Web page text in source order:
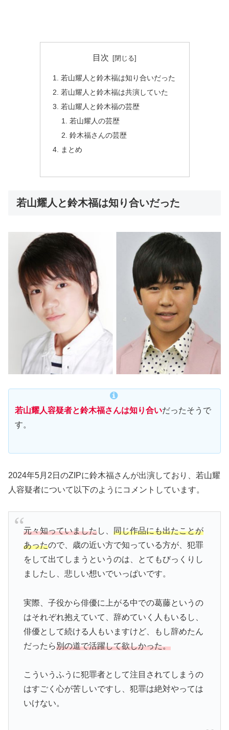
目次
若山耀人と鈴木福は知り合いだった
若山耀人と鈴木福は共演していた
若山耀人と鈴木福の芸歴
若山耀人の芸歴
鈴木福さんの芸歴
まとめ
若山耀人と鈴木福は知り合いだった
若山耀人容疑者と鈴木福さんは知り合いだったそうで
す。
2024年5月2日のZIPに鈴木福さんが出演しており、若山耀
人容疑者について以下のようにコメントしています。
元々知っていましたし、 同じ作品にも出たことが
あったので、歳の近い方で知っている方が、犯罪
をして出てしまうというのは、とてもびっくりし
ましたし、悲しい想いでいっぱいです。
実際、子役から俳優に上がる中での葛藤というの
はそれぞれ抱えていて、辞めていく人もいるし、
俳優として続ける人もいますけど、もし辞めたん
だったら別の道で活躍して欲しかった。
こういうふうに犯罪者として注目されてしまうの
はすごく心が苦しいですし、犯罪は絶対やっては
いけない。